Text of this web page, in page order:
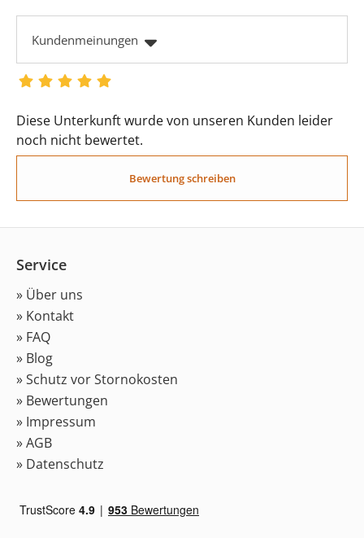
Kundenmeinungen
Diese Unterkunft wurde von unseren Kunden leider
noch nicht bewertet.
Bewertung schreiben
Service
» Über uns
» Kontakt
» FAQ
» Blog
» Schutz vor Stornokosten
» Bewertungen
» Impressum
» AGB
» Datenschutz